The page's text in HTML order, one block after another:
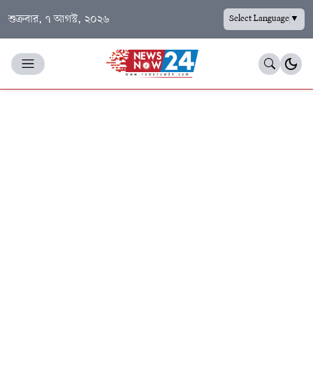
শুক্রবার, ৭ আগস্ট, ২০২৬ Select Language▼